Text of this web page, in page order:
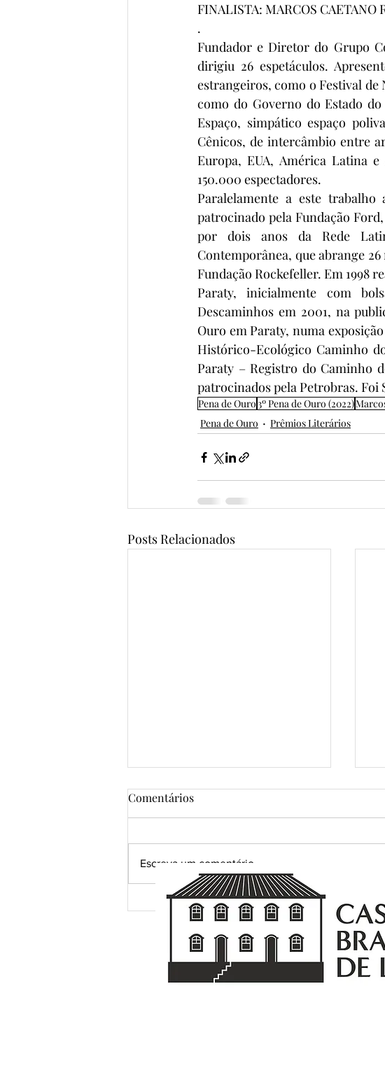
FINALISTA: MARCOS CAETANO
.
Fundador e Diretor do Grupo
dirigiu 26 espetáculos.
estrangeiros, como o Festival de
como do Governo do Estado
Espaço, simpático espaço
Cênicos, de intercâmbio entre
Europa, EUA, América Latina
150.000 espectadores.
Paralelamente a este
patrocinado pela Fundação
por dois anos da Rede
Contemporânea, que abrange
Fundação Rockefeller. Em 1998
Paraty, inicialmente com
Descaminhos em 2001, na
Ouro em Paraty, numa
Histórico-Ecológico Caminho
Paraty – Registro do Caminho
patrocinados pela Petrobras. Foi
Pena de Ouro3º Pena de Ouro (2022)
Pena de Ouro
Prêmios Literários
Posts Relacionados
Uma pena. R$ 120.000,00 em
possibilidades.
Comentários
Escreva um comentário